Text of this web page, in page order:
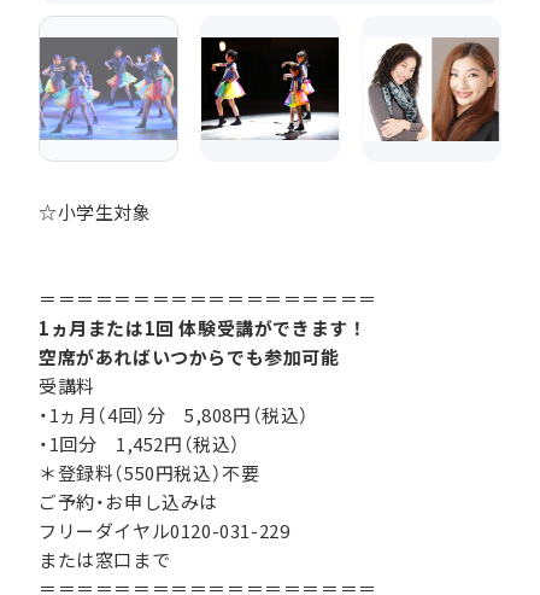
☆小学生対象
＝＝＝＝＝＝＝＝＝＝＝＝＝＝＝＝＝＝
1ヵ月または1回 体験受講ができます！
空席があればいつからでも参加可能
受講料
・1ヵ月（4回）分 5,808円（税込）
・1回分 1,452円（税込）
＊登録料（550円税込）不要
ご予約・お申し込みは
フリーダイヤル0120-031-229
または窓口まで
＝＝＝＝＝＝＝＝＝＝＝＝＝＝＝＝＝＝